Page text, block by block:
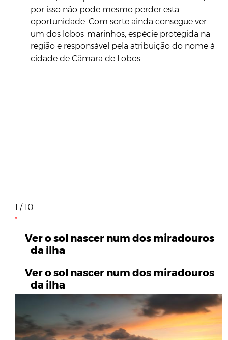
por isso não pode mesmo perder esta
oportunidade. Com sorte ainda consegue ver
um dos lobos-marinhos, espécie protegida na
região e responsável pela atribuição do nome à
cidade de Câmara de Lobos.
1 / 10
Ver o sol nascer num dos miradouros
da ilha
Ver o sol nascer num dos miradouros
da ilha